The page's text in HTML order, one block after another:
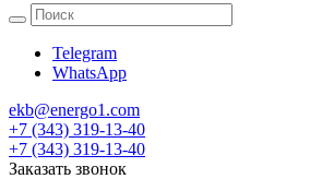
Telegram
WhatsApp
ekb@energo1.com
+7 (343) 319-13-40
+7 (343) 319-13-40
Заказать звонок